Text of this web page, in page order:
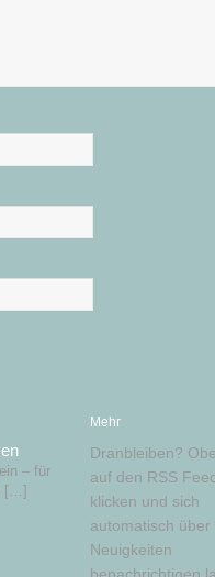
– für
[…]
Mehr
Dranbleiben?
auf den RSS
klicken und sich
automatisch über
Neuigkeiten
benachrichtigen